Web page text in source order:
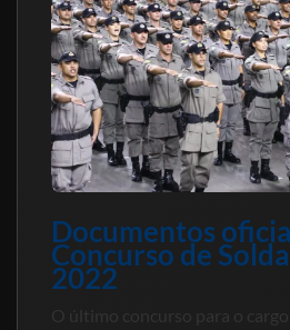
Documentos
Concurso de
2022
O último concurso para o cargo